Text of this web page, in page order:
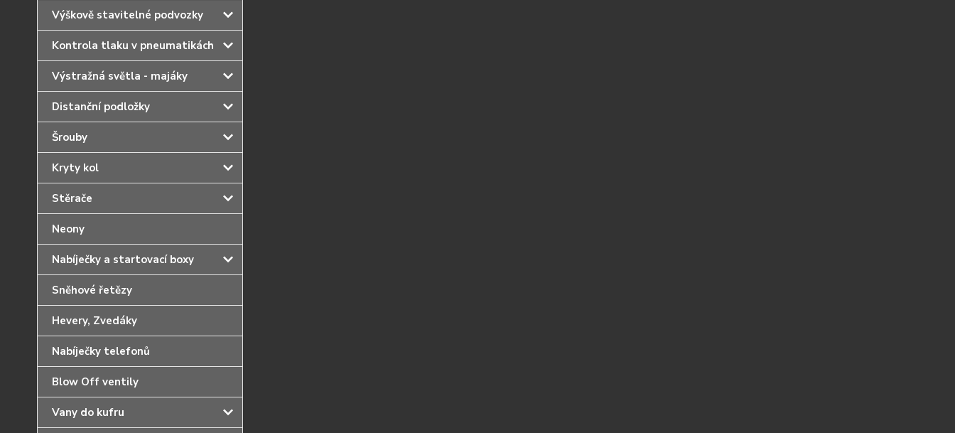
Výškově stavitelné podvozky
Kontrola tlaku v pneumatikách
Výstražná světla - majáky
Distanční podložky
Šrouby
Kryty kol
Stěrače
Neony
Nabíječky a startovací boxy
Sněhové řetězy
Hevery, Zvedáky
Nabíječky telefonů
Blow Off ventily
Vany do kufru